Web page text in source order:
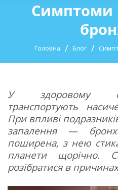
Симптоми
Головна Блог
У здоровому
транспортують
При впливі
запалення —
поширена, з нею
планети щорічно.
розібратися в